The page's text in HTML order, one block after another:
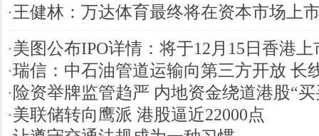
·王健林：万达体育最终将在资本市场上
·美图公布IPO详情：将于12月15日香港上
·瑞信：中石油管道运输向第三方开放 长
·险资举牌监管趋严 内地资金绕道港股“买
·美联储转向鹰派 港股逼近22000点